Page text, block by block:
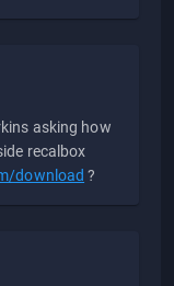
asking how
recalbox
download ?